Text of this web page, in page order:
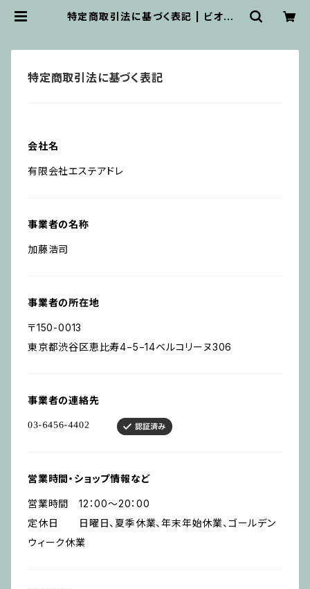
特定商取引法に基づく表記 | ビオスフ
特定商取引法に基づく表記
会社名
有限会社エステアドレ
事業者の名称
加藤浩司
事業者の所在地
〒150-0013
東京都渋谷区恵比寿4−5−14ベルコリーヌ306
事業者の連絡先
営業時間・ショップ情報など
営業時間 12：00～20：00
定休日 日曜日、夏季休業、年末年始休業、ゴールデン
ウィーク休業